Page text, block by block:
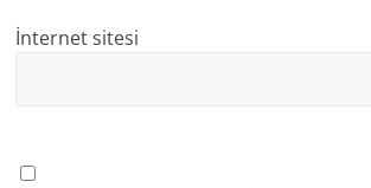
İnternet sitesi